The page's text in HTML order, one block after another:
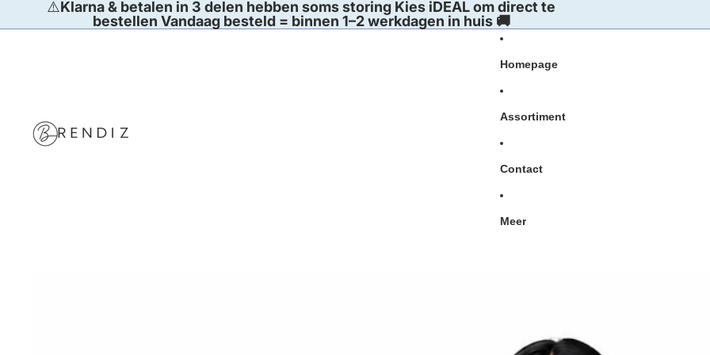
⚠️Klarna & betalen in 3 delen hebben soms storing Kies iDEAL om direct te
bestellen Vandaag besteld = binnen 1–2 werkdagen in huis 🚚
Homepage
Assortiment
Contact
Meer